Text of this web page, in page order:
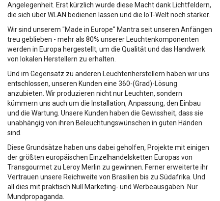
Angelegenheit. Erst kürzlich wurde diese Macht dank Lichtfeldern,
die sich über WLAN bedienen lassen und die IoT-Welt noch stärker.
Wir sind unserem "Made in Europe" Mantra seit unseren Anfängen
treu geblieben - mehr als 80% unserer Leuchtenkomponenten
werden in Europa hergestellt, um die Qualität und das Handwerk
von lokalen Herstellern zu erhalten.
Und im Gegensatz zu anderen Leuchtenherstellern haben wir uns
entschlossen, unseren Kunden eine 360-(Grad)-Lösung
anzubieten. Wir produzieren nicht nur Leuchten, sondern
kümmern uns auch um die Installation, Anpassung, den Einbau
und die Wartung. Unsere Kunden haben die Gewissheit, dass sie
unabhängig von ihren Beleuchtungswünschen in guten Händen
sind.
Diese Grundsätze haben uns dabei geholfen, Projekte mit einigen
der größten europäischen Einzelhandelsketten Europas von
Transgourmet zu Leroy Merlin zu gewinnen. Ferner erweiterte ihr
Vertrauen unsere Reichweite von Brasilien bis zu Südafrika. Und
all dies mit praktisch Null Marketing- und Werbeausgaben. Nur
Mundpropaganda.